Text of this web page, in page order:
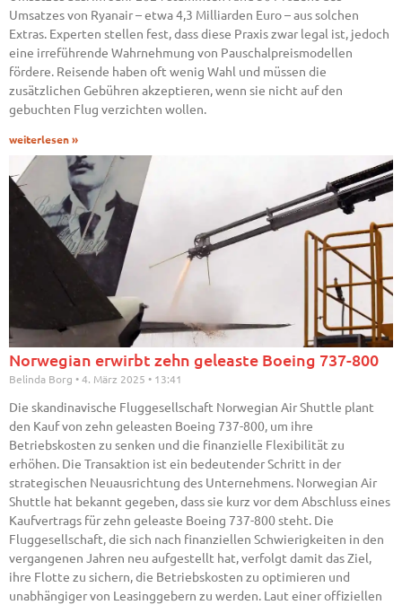
Umsatzes von Ryanair – etwa 4,3 Milliarden Euro – aus solchen
Extras. Experten stellen fest, dass diese Praxis zwar legal ist, jedoch
eine irreführende Wahrnehmung von Pauschalpreismodellen
fördere. Reisende haben oft wenig Wahl und müssen die
zusätzlichen Gebühren akzeptieren, wenn sie nicht auf den
gebuchten Flug verzichten wollen.
weiterlesen »
Norwegian erwirbt zehn geleaste Boeing 737-800
Belinda Borg 4. März 2025 13:41
Die skandinavische Fluggesellschaft Norwegian Air Shuttle plant
den Kauf von zehn geleasten Boeing 737-800, um ihre
Betriebskosten zu senken und die finanzielle Flexibilität zu
erhöhen. Die Transaktion ist ein bedeutender Schritt in der
strategischen Neuausrichtung des Unternehmens. Norwegian Air
Shuttle hat bekannt gegeben, dass sie kurz vor dem Abschluss eines
Kaufvertrags für zehn geleaste Boeing 737-800 steht. Die
Fluggesellschaft, die sich nach finanziellen Schwierigkeiten in den
vergangenen Jahren neu aufgestellt hat, verfolgt damit das Ziel,
ihre Flotte zu sichern, die Betriebskosten zu optimieren und
unabhängiger von Leasinggebern zu werden. Laut einer offiziellen